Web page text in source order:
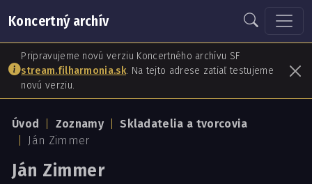
Koncertný archív
Pripravujeme novú verziu Koncertného archívu SF
stream.filharmonia.sk. Na tejto adrese zatiaľ testujeme
novú verziu.
Úvod Zoznamy
Skladatelia a tvorcovia
Ján Zimmer
Ján Zimmer